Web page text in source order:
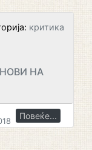
критика
НА
Повеќе...